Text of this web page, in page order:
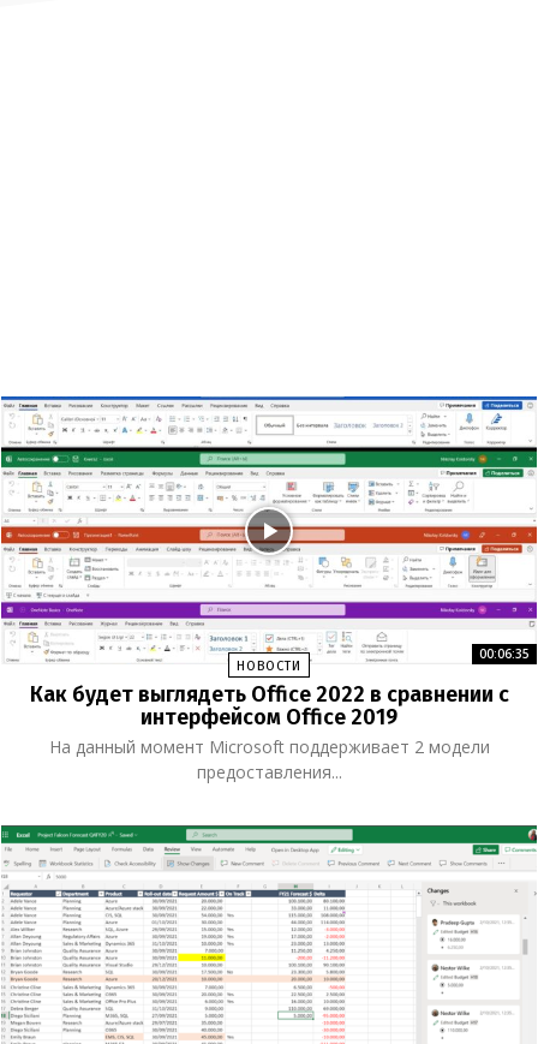
НОВОСТИ
00:06:35
Как будет выглядеть Office 2022 в сравнении с
интерфейсом Office 2019
На данный момент Microsoft поддерживает 2 модели
предоставления...